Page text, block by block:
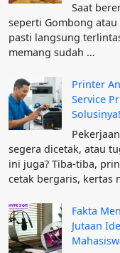
Saat
seperti Gombong
pasti langsung
memang sudah …
Printer
Service
Solusinya!
segera dicetak, atau
ini juga? Tiba-tiba,
cetak bergaris, kertas
Fakta
Jutaan